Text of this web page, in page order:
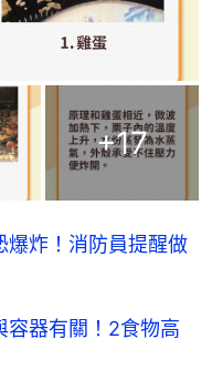
+17
爆炸！消防員提醒做
容器有關！2食物高